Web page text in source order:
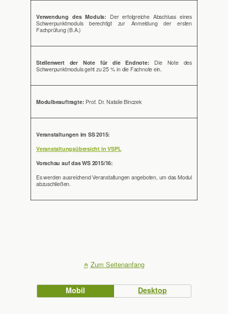
Verwendung des Moduls: Der erfolgreiche Abschluss eines
Schwerpunktmoduls berechtigt zur Anmeldung der ersten
Fachprüfung (B.A.)
Stellenwert der Note für die Endnote: Die Note des
Schwerpunktmoduls geht zu 25 % in die Fachnote ein.
Modulbeauftragte: Prof. Dr. Natalie Binczek
Veranstaltungen im SS 2015:
Veranstaltungsübersicht in VSPL
Vorschau auf das WS 2015/16:
Es werden ausreichend Veranstaltungen angeboten, um das Modul
abzuschließen.
Zum Seitenanfang
Mobil Desktop